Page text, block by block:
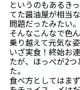
というのもあるき
てた醤油屋が相当
問題だったみたい。
そんなこんなで色
乗り越えて元気な
いざ実食！終始お
たが、ほっぺが2
た。
食べ方としてはま